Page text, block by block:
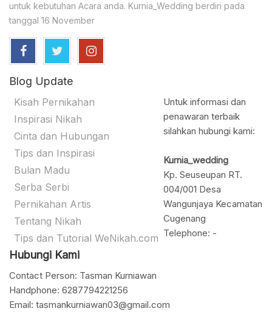
untuk kebutuhan Acara anda. Kurnia_Wedding berdiri pada
tanggal 16 November
Blog Update
Kisah Pernikahan
Inspirasi Nikah
Cinta dan Hubungan
Tips dan Inspirasi
Bulan Madu
Serba Serbi
Pernikahan Artis
Tentang Nikah
Tips dan Tutorial WeNikah.com
Hubungi Kami
Untuk informasi dan
penawaran terbaik
silahkan hubungi kami:
Kurnia_wedding
Kp. Seuseupan RT.
004/001 Desa
Wangunjaya Kecamatan
Cugenang
Telephone: -
Contact Person: Tasman Kurniawan
Handphone: 6287794221256
Email: tasmankurniawan03@gmail.com